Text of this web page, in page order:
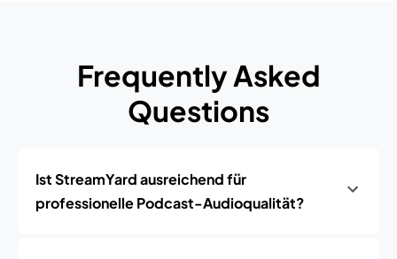
Frequently Asked
Questions
Ist StreamYard ausreichend für
professionelle Podcast-Audioqualität?